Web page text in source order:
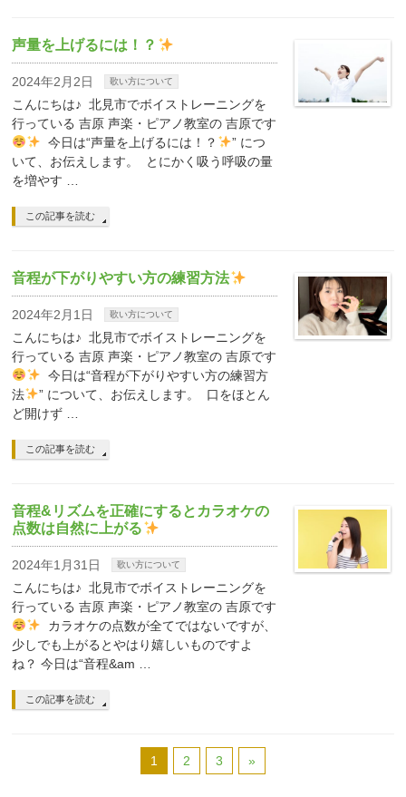
声量を上げるには！？
2024年2月2日 歌い方について
こんにちは♪ 北見市でボイストレーニングを
行っている 吉原 声楽・ピアノ教室の 吉原です
今日は“声量を上げるには！？
” につ
いて、お伝えします。 とにかく吸う呼吸の量
を増やす …
この記事を読む
音程が下がりやすい方の練習方法
2024年2月1日 歌い方について
こんにちは♪ 北見市でボイストレーニングを
行っている 吉原 声楽・ピアノ教室の 吉原です
今日は“音程が下がりやすい方の練習方
法
” について、お伝えします。 口をほとん
ど開けず …
この記事を読む
音程&リズムを正確にするとカラオケの
点数は自然に上がる
2024年1月31日 歌い方について
こんにちは♪ 北見市でボイストレーニングを
行っている 吉原 声楽・ピアノ教室の 吉原です
カラオケの点数が全てではないですが、
少しでも上がるとやはり嬉しいものですよ
ね？ 今日は“音程&am …
この記事を読む
1 2 3 »